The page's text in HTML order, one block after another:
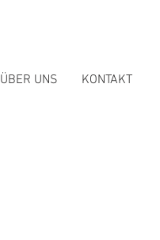
ÜBER UNS KONTAKT